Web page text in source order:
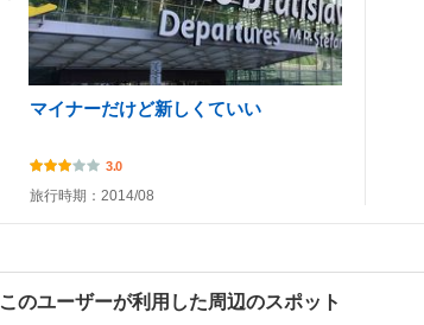
マイナーだけど新しくていい
3.0
旅行時期：2014/08
このユーザーが利用した周辺のスポット